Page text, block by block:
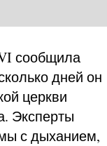
сообщила
дней он
церкви
Эксперты
с дыханием,